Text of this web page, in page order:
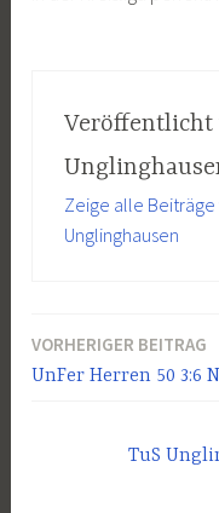
Veröffentlicht
Zeige alle Beiträge
Unglinghausen
VORHERIGER BEITRAG
UnFer Herren 50 3:6
TuS